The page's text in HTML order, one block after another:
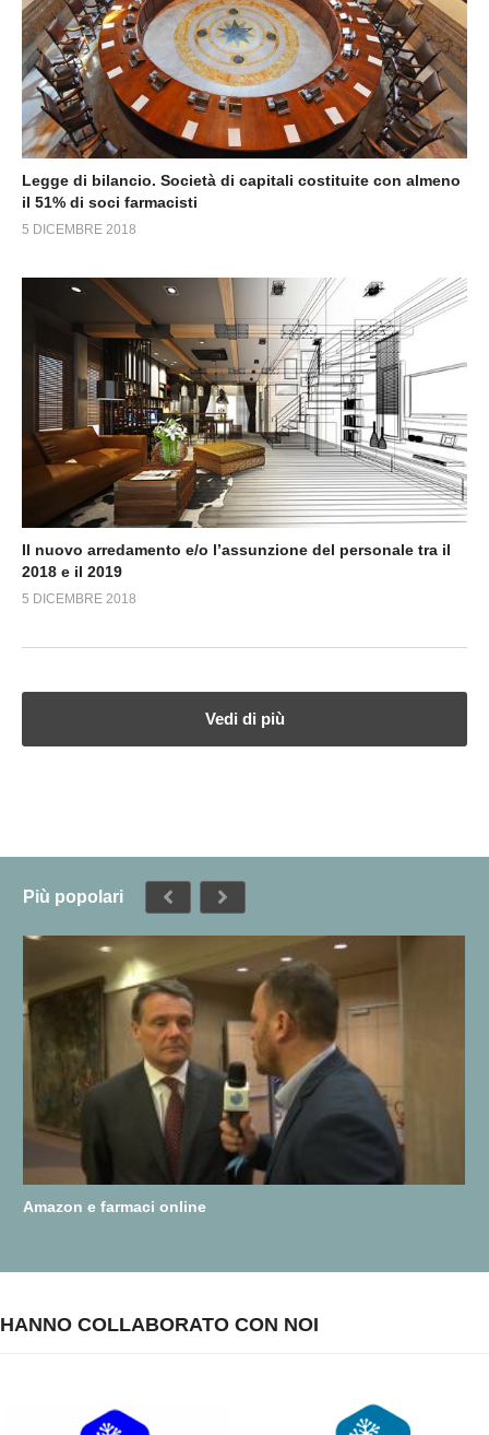
Legge di bilancio. Società di capitali costituite con almeno
il 51% di soci farmacisti
5 DICEMBRE 2018
Il nuovo arredamento e/o l’assunzione del personale tra il
2018 e il 2019
5 DICEMBRE 2018
Vedi di più
Più popolari
Amazon e farmaci online
HANNO COLLABORATO CON NOI